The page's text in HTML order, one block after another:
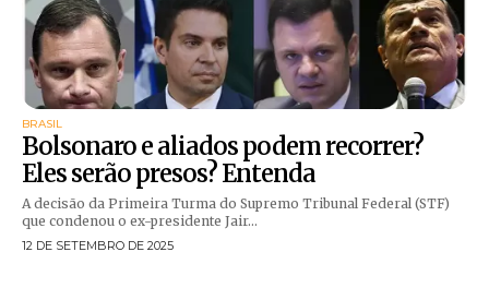
BRASIL
Bolsonaro e aliados podem recorrer?
Eles serão presos? Entenda
A decisão da Primeira Turma do Supremo Tribunal Federal (STF)
que condenou o ex-presidente Jair...
12 DE SETEMBRO DE 2025